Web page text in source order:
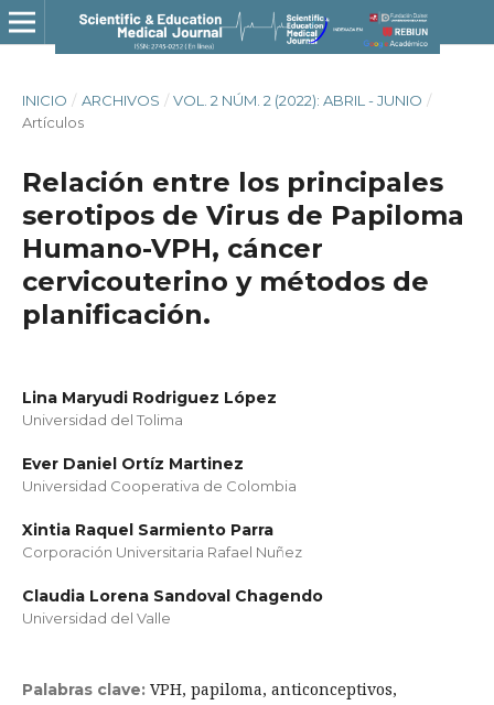
INICIO / ARCHIVOS / VOL. 2 NÚM. 2 (2022): ABRIL - JUNIO /
Artículos
Relación entre los principales
serotipos de Virus de Papiloma
Humano-VPH, cáncer
cervicouterino y métodos de
planificación.
Lina Maryudi Rodriguez López
Universidad del Tolima
Ever Daniel Ortíz Martinez
Universidad Cooperativa de Colombia
Xintia Raquel Sarmiento Parra
Corporación Universitaria Rafael Nuñez
Claudia Lorena Sandoval Chagendo
Universidad del Valle
Palabras clave: VPH, papiloma, anticonceptivos,